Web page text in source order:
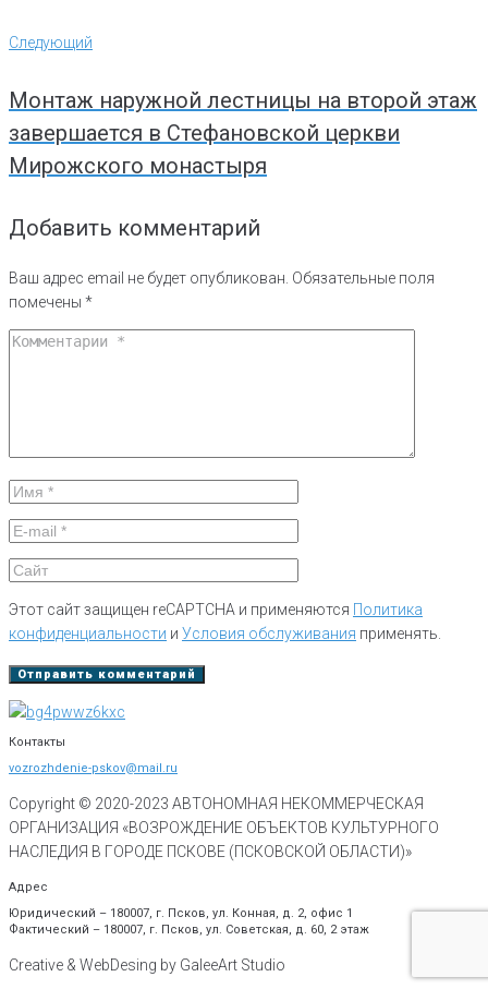
Следующий
Следующий
Монтаж наружной лестницы на второй этаж
завершается в Стефановской церкви
Мирожского монастыря
Добавить комментарий
Ваш адрес email не будет опубликован. Обязательные поля
помечены *
Этот сайт защищен reCAPTCHA и применяются Политика
конфиденциальности и Условия обслуживания применять.
Контакты
vozrozhdenie-pskov@mail.ru
Copyright © 2020-2023 АВТОНОМНАЯ НЕКОММЕРЧЕСКАЯ
ОРГАНИЗАЦИЯ «ВОЗРОЖДЕНИЕ ОБЪЕКТОВ КУЛЬТУРНОГО
НАСЛЕДИЯ В ГОРОДЕ ПСКОВЕ (ПСКОВСКОЙ ОБЛАСТИ)»
Адрес
Юридический – 180007, г. Псков, ул. Конная, д. 2, офис 1
Фактический – 180007, г. Псков, ул. Советская, д. 60, 2 этаж
Creative & WebDesing by GaleeArt Studio